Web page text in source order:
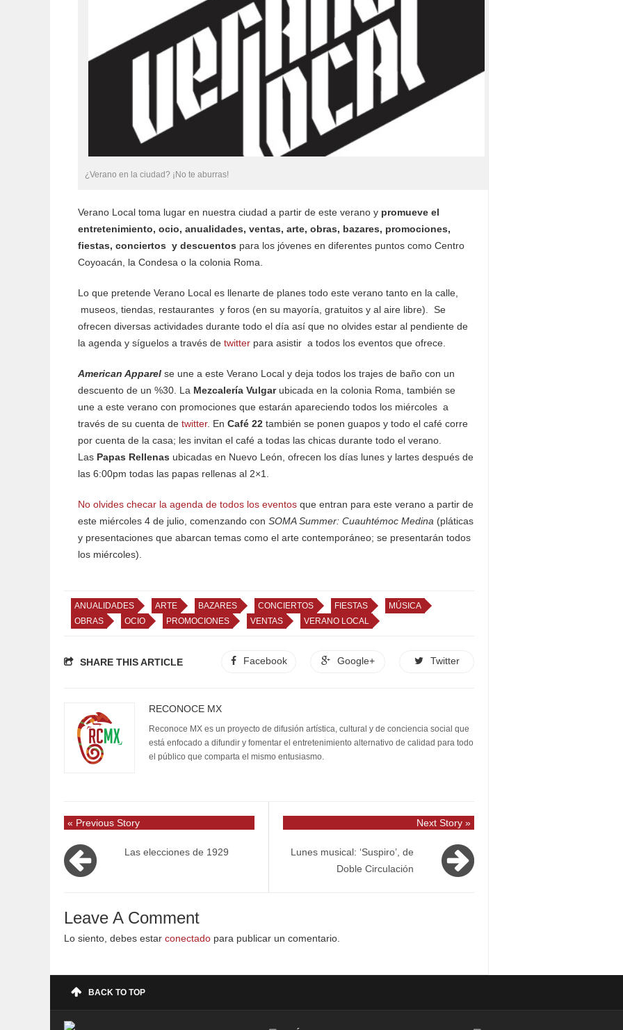
¿Verano en la ciudad? ¡No te aburras!
Verano Local toma lugar en nuestra ciudad a partir de este verano y promueve el
entretenimiento, ocio, anualidades, ventas, arte, obras, bazares, promociones,
fiestas, conciertos y descuentos para los jóvenes en diferentes puntos como Centro
Coyoacán, la Condesa o la colonia Roma.
Lo que pretende Verano Local es llenarte de planes todo este verano tanto en la calle,
museos, tiendas, restaurantes y foros (en su mayoría, gratuitos y al aire libre). Se
ofrecen diversas actividades durante todo el día así que no olvides estar al pendiente de
la agenda y síguelos a través de twitter para asistir a todos los eventos que ofrece.
American Apparel se une a este Verano Local y deja todos los trajes de baño con un
descuento de un %30. La Mezcalería Vulgarubicada en la colonia Roma, también se
une a este verano con promociones que estarán apareciendo todos los miércoles a
través de su cuenta de twitter. En Café 22 también se ponen guapos y todo el café corre
por cuenta de la casa; les invitan el café a todas las chicas durante todo el verano.
Las Papas Rellenas ubicadas en Nuevo León, ofrecen los días lunes y lartes después de
las 6:00pm todas las papas rellenas al 2×1.
No olvides checar la agenda de todos los eventos que entran para este verano a partir de
este miércoles 4 de julio, comenzando con SOMA Summer: Cuauhtémoc Medina (pláticas
y presentaciones que abarcan temas como el arte contemporáneo; se presentarán todos
los miércoles).
ANUALIDADES ARTE BAZARES CONCIERTOS FIESTAS
MÚSICA
OBRAS
OCIO PROMOCIONES VENTAS VERANO LOCAL
SHARE THIS ARTICLE Facebook Google+ Twitter
RECONOCE MX
Reconoce MX es un proyecto de difusión artística, cultural y de conciencia social que
está enfocado a difundir y fomentar el entretenimiento alternativo de calidad para todo
el público que comparta el mismo entusiasmo.
« Previous Story
Las elecciones de 1929
Next Story »
Lunes musical: ‘Suspiro’, de
Doble Circulación
Leave A Comment
Lo siento, debes estar conectado para publicar un comentario.
BACK TO TOP